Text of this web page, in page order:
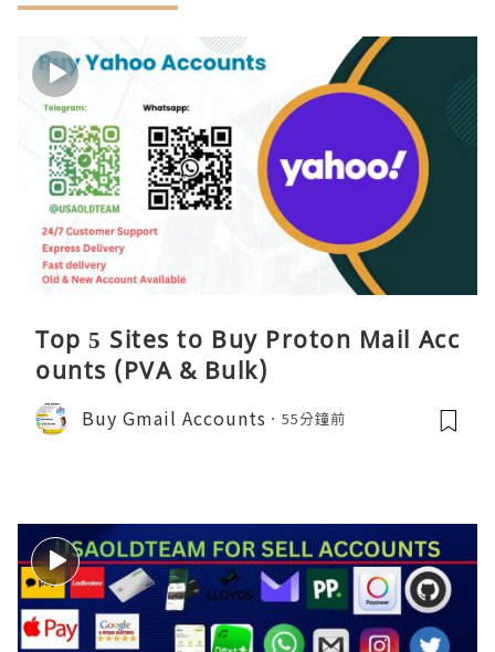
Top 5 Sites to Buy Proton Mail Acc
ounts (PVA & Bulk)
Buy Gmail Accounts 55分鐘前